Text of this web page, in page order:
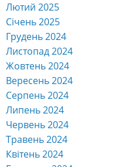
Лютий 2025
Січень 2025
Грудень 2024
Листопад 2024
Жовтень 2024
Вересень 2024
Серпень 2024
Липень 2024
Червень 2024
Травень 2024
Квітень 2024